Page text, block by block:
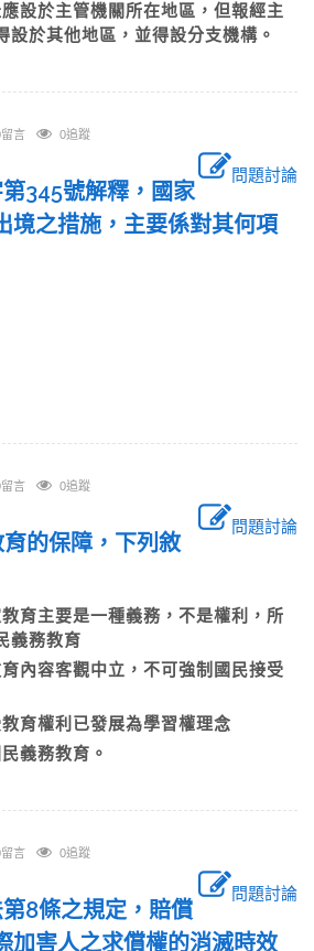
設於主管機關所在地區，但報經主
設於其他地區，並得設分支機構。
言 0追蹤
問題討論
345號解釋，國家
境之措施，主要係對其何項
言 0追蹤
問題討論
的保障，下列敘
育主要是一種義務，不是權利，所
義務教育
內容客觀中立，不可強制國民接受
育權利已發展為學習權理念
義務教育。
言 0追蹤
問題討論
8條之規定，賠償
加害人之求償權的消滅時效